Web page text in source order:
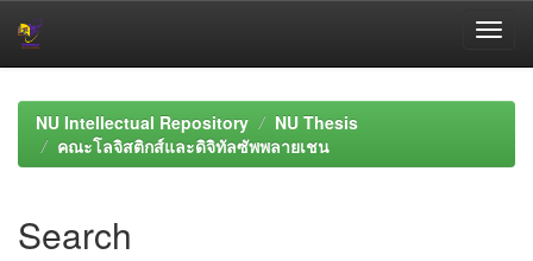
navigationNU Intellectual Repository
NU Thesis
คณะโลจิสติกส์และดิจิทัลซัพพลายเชน
Search